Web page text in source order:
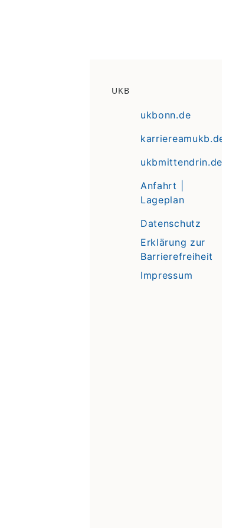
UKB
ukbonn.de
karriereamukb.de
ukbmittendrin.de
Anfahrt |
Lageplan
Datenschutz
Erklärung zur
Barrierefreiheit
Impressum